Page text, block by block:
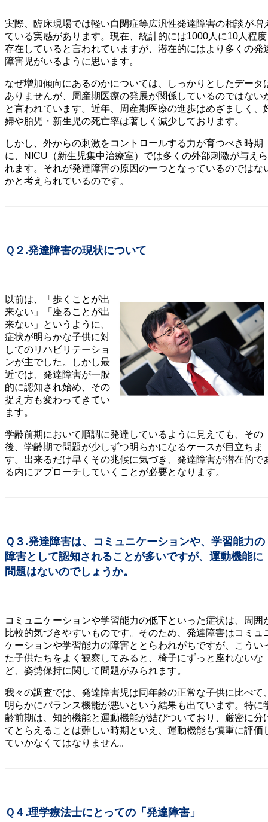
実際、臨床現場では軽い自閉症等広汎性発達障害の相談が増
ている実感があります。現在、統計的には1000人に10人程度
存在していると言われていますが、潜在的にはより多くの発
障害児がいるように思います。
なぜ増加傾向にあるのかについては、しっかりとしたデータ
ありませんが、周産期医療の発展が関係しているのではない
と言われています。近年、周産期医療の進歩はめざましく、
婦や胎児・新生児の死亡率は著しく減少しております。
しかし、外からの刺激をコントロールする力が育つべき時期
に、NICU（新生児集中治療室）では多くの外部刺激が与えら
れます。それが発達障害の原因の一つとなっているのではな
かと考えられているのです。
Ｑ２.発達障害の現状について
以前は、「歩くことが出
来ない」「座ることが出
来ない」というように、
症状が明らかな子供に対
してのリハビリテーショ
ンが主でした。しかし最
近では、発達障害が一般
的に認知され始め、その
捉え方も変わってきてい
ます。
学齢前期において順調に発達しているように見えても、その
後、学齢期で問題が少しずつ明らかになるケースが目立ちま
す。出来るだけ早くその兆候に気づき、発達障害が潜在的で
る内にアプローチしていくことが必要となります。
Ｑ３.発達障害は、コミュニケーションや、学習能力の
障害として認知されることが多いですが、運動機能に
問題はないのでしょうか。
コミュニケーションや学習能力の低下といった症状は、周囲
比較的気づきやすいものです。そのため、発達障害はコミュ
ケーションや学習能力の障害ととらわれがちですが、こうい
た子供たちをよく観察してみると、椅子にずっと座れないな
ど、姿勢保持に関して問題がみられます。
我々の調査では、発達障害児は同年齢の正常な子供に比べて
明らかにバランス機能が悪いという結果も出ています。特に
齢前期は、知的機能と運動機能が結びついており、厳密に分
てとらえることは難しい時期といえ、運動機能も慎重に評価
ていかなくてはなりません。
Ｑ４.理学療法士にとっての「発達障害」